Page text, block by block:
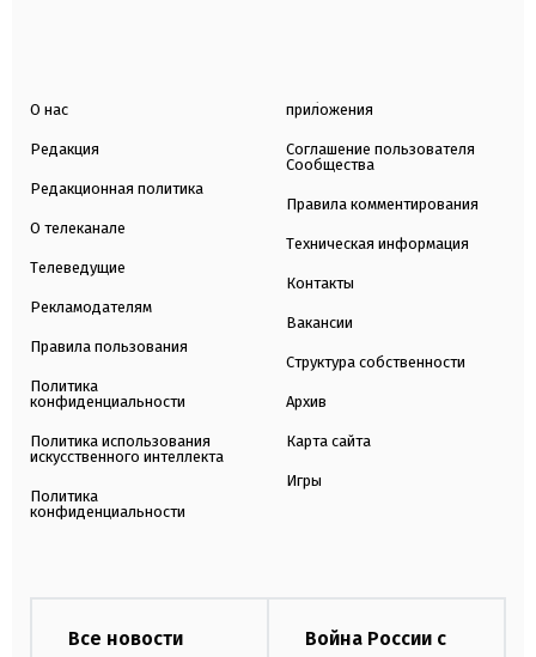
О нас
Редакция
Редакционная политика
О телеканале
Телеведущие
Рекламодателям
Правила пользования
Политика
конфиденциальности
Политика использования
искусственного интеллекта
Политика
конфиденциальности
приложения
Соглашение пользователя
Сообщества
Правила комментирования
Техническая информация
Контакты
Вакансии
Структура собственности
Архив
Карта сайта
Игры
Все новости
Война России с